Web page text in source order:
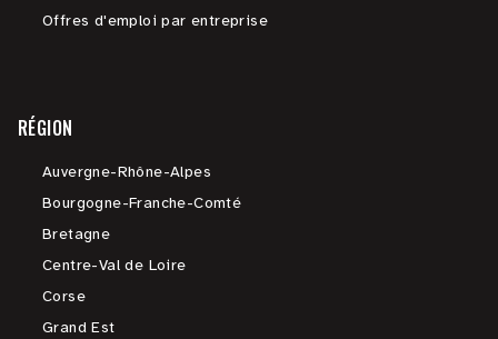
Offres d'emploi par entreprise
RÉGION
Auvergne-Rhône-Alpes
Bourgogne-Franche-Comté
Bretagne
Centre-Val de Loire
Corse
Grand Est